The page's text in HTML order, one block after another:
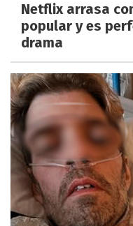
Netflix arrasa
popular y es
drama